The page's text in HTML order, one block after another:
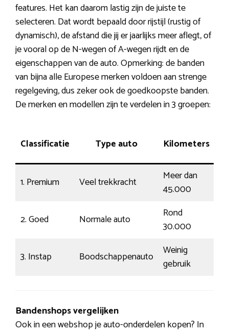
features. Het kan daarom lastig zijn de juiste te
selecteren. Dat wordt bepaald door rijstijl (rustig of
dynamisch), de afstand die jij er jaarlijks meer aflegt, of
je vooral op de N-wegen of A-wegen rijdt en de
eigenschappen van de auto. Opmerking: de banden
van bijna alle Europese merken voldoen aan strenge
regelgeving, dus zeker ook de goedkoopste banden.
De merken en modellen zijn te verdelen in 3 groepen:
Classificatie Type auto Kilometers
1. Premium Veel trekkracht
Meer dan
45.000
2. Goed Normale auto
Rond
30.000
3. Instap Boodschappenauto
Weinig
gebruik
Bandenshops vergelijken
Ook in een webshop je auto-onderdelen kopen? In